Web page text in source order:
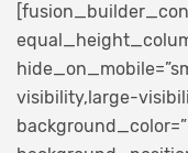
visibility,large-